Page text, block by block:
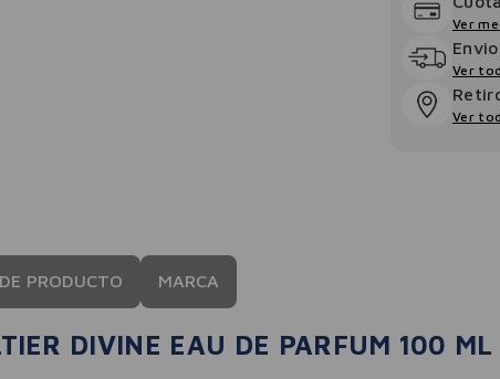
Ver
Ver
Ver
PRODUCTO MARCA
DIVINE EAU DE PARFUM 100 ML